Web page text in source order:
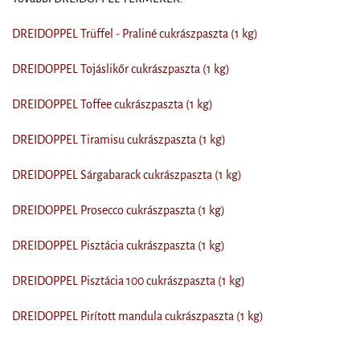
DREIDOPPEL Trüffel - Praliné cukrászpaszta (1 kg)
DREIDOPPEL Tojáslikőr cukrászpaszta (1 kg)
DREIDOPPEL Toffee cukrászpaszta (1 kg)
DREIDOPPEL Tiramisu cukrászpaszta (1 kg)
DREIDOPPEL Sárgabarack cukrászpaszta (1 kg)
DREIDOPPEL Prosecco cukrászpaszta (1 kg)
DREIDOPPEL Pisztácia cukrászpaszta (1 kg)
DREIDOPPEL Pisztácia 100 cukrászpaszta (1 kg)
DREIDOPPEL Pirított mandula cukrászpaszta (1 kg)